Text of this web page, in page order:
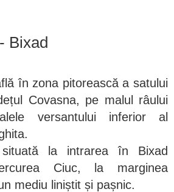
- Bixad
în zona pitorească a satului
Covasna, pe malul râului
versantului inferior al
la intrarea în Bixad
Ciuc, la marginea
mediu liniștit și pașnic.